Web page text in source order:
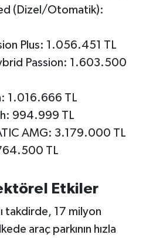
(Dizel/Otomatik):
Plus: 1.056.451 TL
Passion: 1.603.500
1.016.666 TL
994.999 TL
AMG: 3.179.000 TL
TL
Etkiler
takdirde, 17 milyon
araç parkının hızla